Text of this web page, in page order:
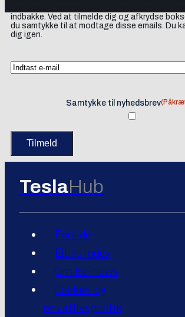
indbakke. Ved at tilmelde dig og afkrydse
du samtykke til at modtage disse emails. Du
dig igen.
Samtykke til nyhedsbrev
TeslaHub
Forside
Elbils index
Om Ev-news
Cookie- og
privatlivspolitik